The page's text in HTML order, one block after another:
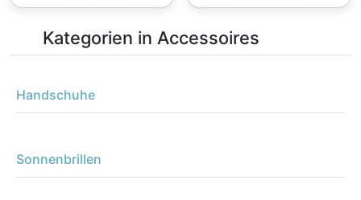
Kategorien in Accessoires
Handschuhe
Sonnenbrillen